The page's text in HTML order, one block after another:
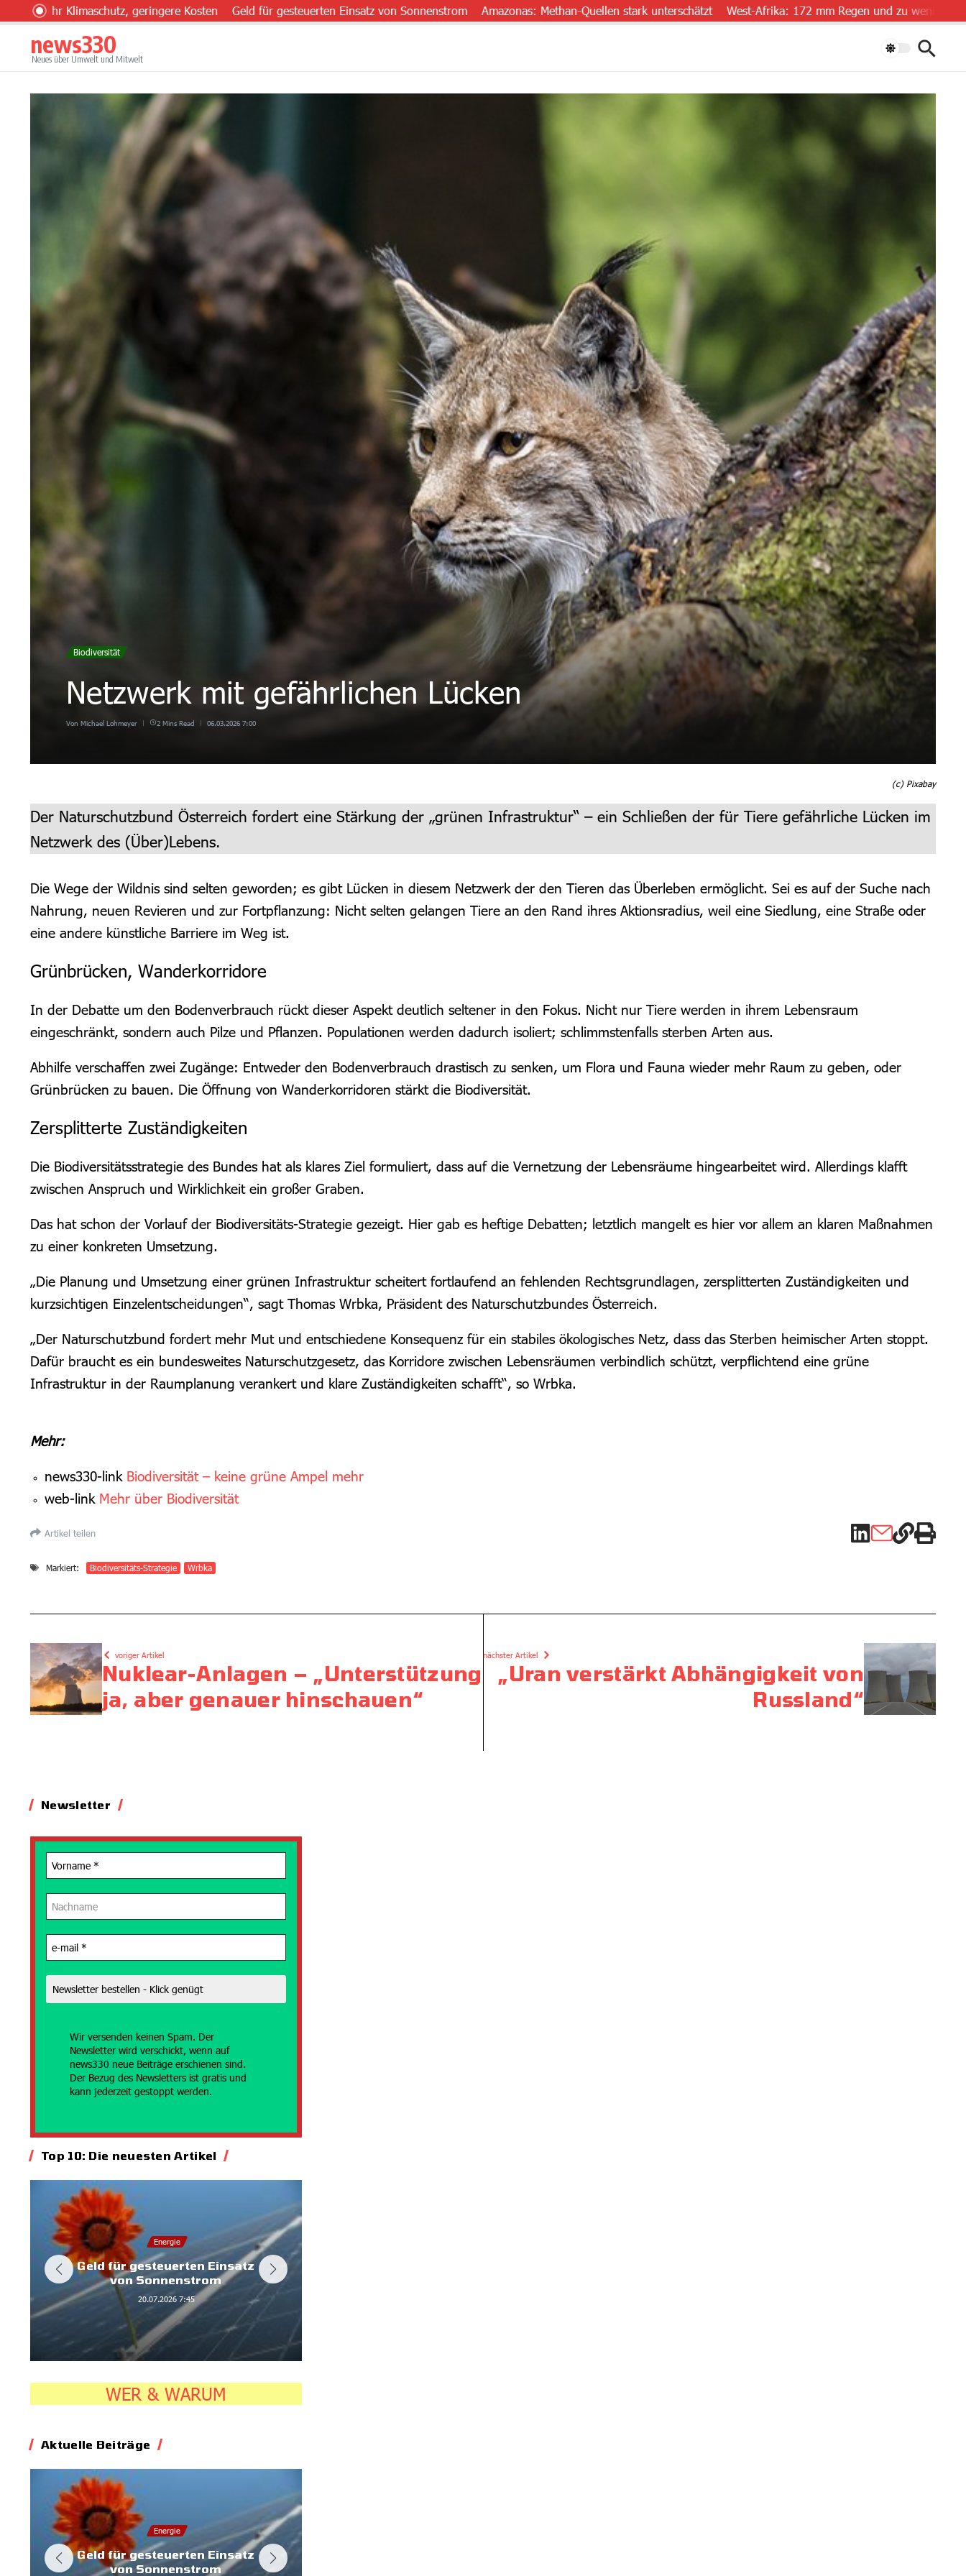
Zum Inhalt springen
Klimaschutz, geringere Kosten Geld für gesteuerten Einsatz von Sonnenstrom Amazonas: Methan-Quellen stark unterschätzt West-Afrika: 172 mm Regen und zu wenig Daten
news330
Neues über Umwelt und Mitwelt
Biodiversität
Netzwerk mit gefährlichen Lücken
Von Michael Lohmeyer 2 Mins Read 06.03.2026 7:00
(c) Pixabay
Der Naturschutzbund Österreich fordert eine Stärkung der „grünen Infrastruktur“ – ein Schließen der für Tiere gefährliche Lücken im
Netzwerk des (Über)Lebens.
Die Wege der Wildnis sind selten geworden; es gibt Lücken in diesem Netzwerk der den Tieren das Überleben ermöglicht. Sei es auf der Suche nach
Nahrung, neuen Revieren und zur Fortpflanzung: Nicht selten gelangen Tiere an den Rand ihres Aktionsradius, weil eine Siedlung, eine Straße oder
eine andere künstliche Barriere im Weg ist.
Grünbrücken, Wanderkorridore
In der Debatte um den Bodenverbrauch rückt dieser Aspekt deutlich seltener in den Fokus. Nicht nur Tiere werden in ihrem Lebensraum
eingeschränkt, sondern auch Pilze und Pflanzen. Populationen werden dadurch isoliert; schlimmstenfalls sterben Arten aus.
Abhilfe verschaffen zwei Zugänge: Entweder den Bodenverbrauch drastisch zu senken, um Flora und Fauna wieder mehr Raum zu geben, oder
Grünbrücken zu bauen. Die Öffnung von Wanderkorridoren stärkt die Biodiversität.
Zersplitterte Zuständigkeiten
Die Biodiversitätsstrategie des Bundes hat als klares Ziel formuliert, dass auf die Vernetzung der Lebensräume hingearbeitet wird. Allerdings klafft
zwischen Anspruch und Wirklichkeit ein großer Graben.
Das hat schon der Vorlauf der Biodiversitäts-Strategie gezeigt. Hier gab es heftige Debatten; letztlich mangelt es hier vor allem an klaren Maßnahmen
zu einer konkreten Umsetzung.
„Die Planung und Umsetzung einer grünen Infrastruktur scheitert fortlaufend an fehlenden Rechtsgrundlagen, zersplitterten Zuständigkeiten und
kurzsichtigen Einzelentscheidungen“, sagt Thomas Wrbka, Präsident des Naturschutzbundes Österreich.
„Der Naturschutzbund fordert mehr Mut und entschiedene Konsequenz für ein stabiles ökologisches Netz, dass das Sterben heimischer Arten stoppt.
Dafür braucht es ein bundesweites Naturschutzgesetz, das Korridore zwischen Lebensräumen verbindlich schützt, verpflichtend eine grüne
Infrastruktur in der Raumplanung verankert und klare Zuständigkeiten schafft“, so Wrbka.
Mehr:
news330-link Biodiversität – keine grüne Ampel mehr
web-link Mehr über Biodiversität
Artikel teilen
Markiert: Biodiversitäts-Strategie Wrbka
voriger Artikel
Nuklear-Anlagen – „Unterstützung
ja, aber genauer hinschauen“
nächster Artikel
„Uran verstärkt Abhängigkeit von
Russland“
Newsletter
Wir versenden keinen Spam. Der
Newsletter wird verschickt, wenn auf
news330 neue Beiträge erschienen sind.
Der Bezug des Newsletters ist gratis und
kann jederzeit gestoppt werden.
Top 10: Die neuesten Artikel
Energie
Geld für gesteuerten Einsatz
von Sonnenstrom
20.07.2026 7:45
WER & WARUM
Aktuelle Beiträge
Energie
Geld für gesteuerten Einsatz
von Sonnenstrom